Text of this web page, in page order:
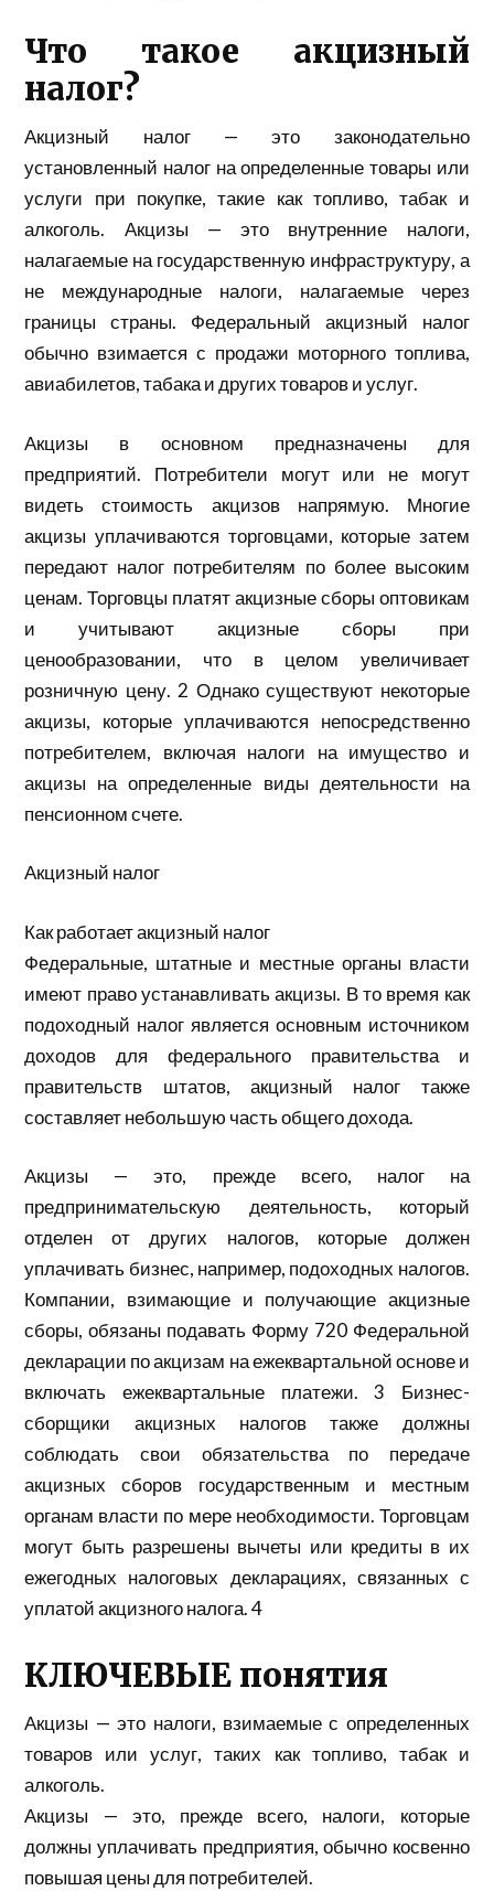
Что такое акцизный
налог?
Акцизный налог — это законодательно
установленный налог на определенные товары или
услуги при покупке, такие как топливо, табак и
алкоголь. Акцизы — это внутренние налоги,
налагаемые на государственную инфраструктуру, а
не международные налоги, налагаемые через
границы страны. Федеральный акцизный налог
обычно взимается с продажи моторного топлива,
авиабилетов, табака и других товаров и услуг.
Акцизы в основном предназначены для
предприятий. Потребители могут или не могут
видеть стоимость акцизов напрямую. Многие
акцизы уплачиваются торговцами, которые затем
передают налог потребителям по более высоким
ценам. Торговцы платят акцизные сборы оптовикам
и учитывают акцизные сборы при
ценообразовании, что в целом увеличивает
розничную цену. 2 Однако существуют некоторые
акцизы, которые уплачиваются непосредственно
потребителем, включая налоги на имущество и
акцизы на определенные виды деятельности на
пенсионном счете.
Акцизный налог
Как работает акцизный налог
Федеральные, штатные и местные органы власти
имеют право устанавливать акцизы. В то время как
подоходный налог является основным источником
доходов для федерального правительства и
правительств штатов, акцизный налог также
составляет небольшую часть общего дохода.
Акцизы — это, прежде всего, налог на
предпринимательскую деятельность, который
отделен от других налогов, которые должен
уплачивать бизнес, например, подоходных налогов.
Компании, взимающие и получающие акцизные
сборы, обязаны подавать Форму 720 Федеральной
декларации по акцизам на ежеквартальной основе и
включать ежеквартальные платежи. 3 Бизнес-
сборщики акцизных налогов также должны
соблюдать свои обязательства по передаче
акцизных сборов государственным и местным
органам власти по мере необходимости. Торговцам
могут быть разрешены вычеты или кредиты в их
ежегодных налоговых декларациях, связанных с
уплатой акцизного налога. 4
КЛЮЧЕВЫЕ понятия
Акцизы — это налоги, взимаемые с определенных
товаров или услуг, таких как топливо, табак и
алкоголь.
Акцизы — это, прежде всего, налоги, которые
должны уплачивать предприятия, обычно косвенно
повышая цены для потребителей.